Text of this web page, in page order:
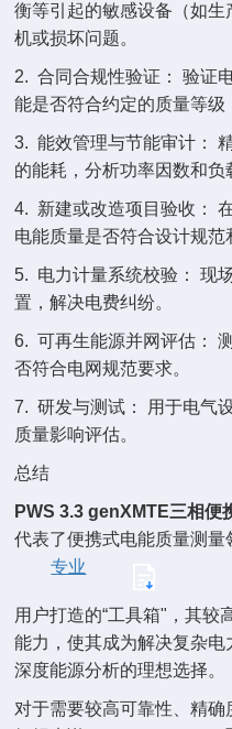
衡等引起的敏感设备（如
机或损坏问题。
2. 合同合规性验证： 验证
能是否符合约定的质量等级
3. 能效管理与节能审计：
的能耗，分析功率因数和负
4. 新建或改造项目验收：
电能质量是否符合设计规范
5. 电力计量系统校验： 现
置，解决电费纠纷。
6. 可再生能源并网评估：
否符合电网规范要求。
7. 研发与测试： 用于电气
质量影响评估。
总结
PWS 3.3 genX MTE三相便
代表了便携式电能质量测
专业
用户打造的“工具箱"，其较
能力，使其成为解决复杂
深度能源分析的理想选择。
对于需要较高可靠性、精